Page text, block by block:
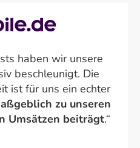
haben wir unsere
beschleunigt. Die
ist für uns ein echter
zu unseren
Umsätzen beiträgt.“